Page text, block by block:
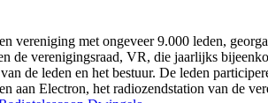
vereniging met ongeveer 9.000 leden,
de verenigingsraad, VR, die jaarlijks
de leden en het bestuur. De leden
aan Electron, het radiozendstation van de